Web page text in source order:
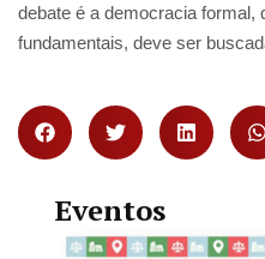
debate é a democracia formal,
fundamentais, deve ser
Eventos